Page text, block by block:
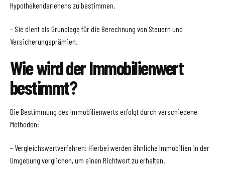
Hypothekendarlehens zu bestimmen.
– Sie dient als Grundlage für die Berechnung von Steuern und
Versicherungsprämien.
Wie wird der Immobilienwert
bestimmt?
Die Bestimmung des Immobilienwerts erfolgt durch verschiedene
Methoden:
– Vergleichswertverfahren: Hierbei werden ähnliche Immobilien in der
Umgebung verglichen, um einen Richtwert zu erhalten.